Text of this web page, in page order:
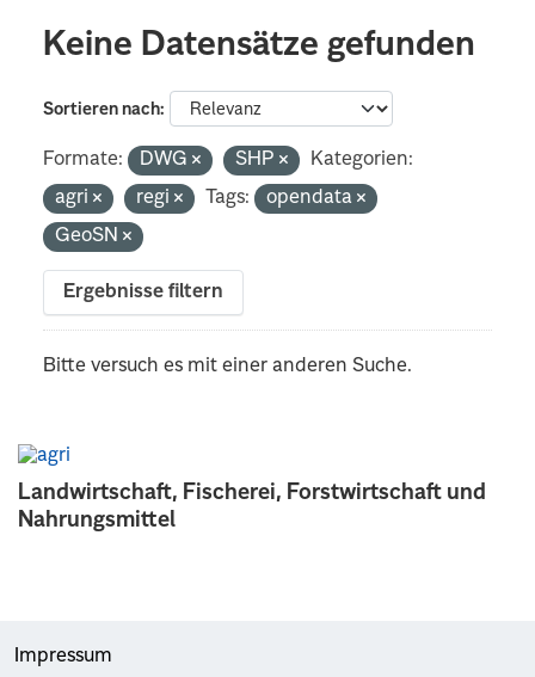
Landwirtschaft, Fischerei, Forstwirtschaft und
Nahrungsmittel
Keine Datensätze gefunden
Sortieren nach
Formate: DWG SHP
Kategorien:
agri
regi Tags:
opendata
GeoSN
Ergebnisse filtern
Bitte versuch es mit einer anderen Suche.
Impressum